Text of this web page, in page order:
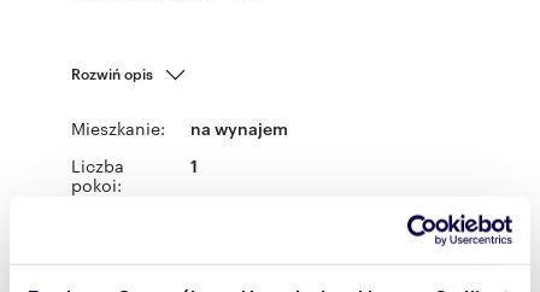
Rozwiń opis
Mieszkanie: na wynajem
Liczba
pokoi:
1